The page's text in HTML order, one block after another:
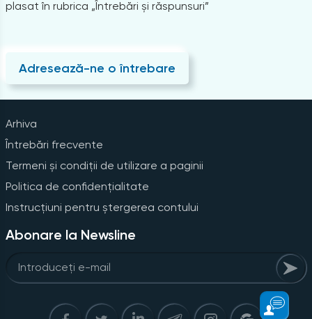
plasat în rubrica „Întrebări și răspunsuri”
Adresează-ne o întrebare
Arhiva
Întrebări frecvente
Termeni și condiții de utilizare a paginii
Politica de confidențialitate
Instrucțiuni pentru ștergerea contului
Abonare la Newsline